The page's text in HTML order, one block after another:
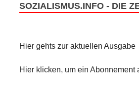
SOZIALISMUS.INFO - DIE
Hier gehts zur aktuellen Ausgabe
Hier klicken, um ein Abonnement